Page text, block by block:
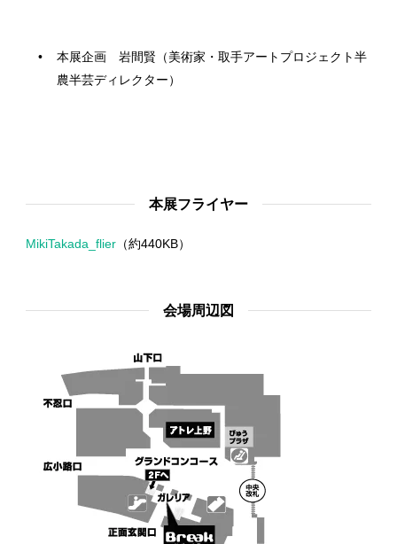
本展企画 岩間賢（美術家・取手アートプロジェクト半
農半芸ディレクター）
本展フライヤー
MikiTakada_flier（約440KB）
会場周辺図